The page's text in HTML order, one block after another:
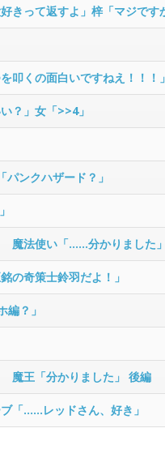
きって返すよ」梓「マジで
叩くの面白いですねえ！！！
？」女「>>4」
パンクハザード？」
魔法使い「……分かりました」
の奇策士鈴羽だよ！」
？」
魔王「分かりました」 後編
「……レッドさん、好き」